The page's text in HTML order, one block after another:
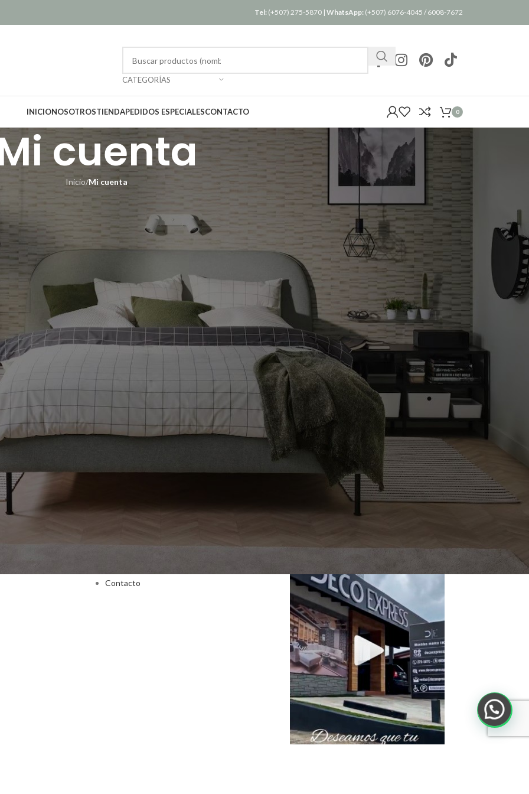
Tel: (+507) 275-5870 | WhatsApp: (+507) 6076-4045 /6008-7672
CATEGORÍAS
INICIONOSOTROSTIENDAPEDIDOS ESPECIALESCONTACTO 0
cuenta
Inicio/Mi cuenta
Registrarse
Registrarse en este sitio le permite acceder al estado e historial de su pedido.
Simplemente complete los campos a continuación y configuraremos una nueva cuenta
para usted en un abrir y cerrar de ojos. Solo te pediremos la información necesaria para
REGISTRARSE
Nosotros
Contacto
COMO LLEGAR A LA TIENDA